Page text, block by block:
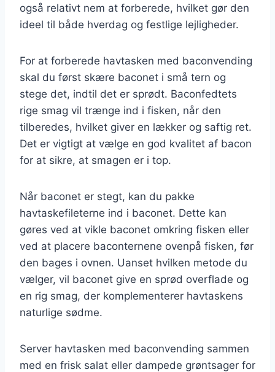
også relativt nem at forberede, hvilket gør den
ideel til både hverdag og festlige lejligheder.
For at forberede havtasken med baconvending
skal du først skære baconet i små tern og
stege det, indtil det er sprødt. Baconfedtets
rige smag vil trænge ind i fisken, når den
tilberedes, hvilket giver en lækker og saftig ret.
Det er vigtigt at vælge en god kvalitet af bacon
for at sikre, at smagen er i top.
Når baconet er stegt, kan du pakke
havtaskefileterne ind i baconet. Dette kan
gøres ved at vikle baconet omkring fisken eller
ved at placere baconternene ovenpå fisken, før
den bages i ovnen. Uanset hvilken metode du
vælger, vil baconet give en sprød overflade og
en rig smag, der komplementerer havtaskens
naturlige sødme.
Server havtasken med baconvending sammen
med en frisk salat eller dampede grøntsager for